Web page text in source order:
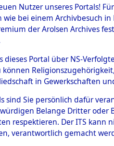
0002
Nutzer unseres Portals!
bei einem Archivbesuch
der Arolsen Archives
dieses Portal über NS-
können
in Gewerkschaften
sind Sie persönlich dafür
Belange Dritter
respektieren. Der ITS
verantwortlich gemacht